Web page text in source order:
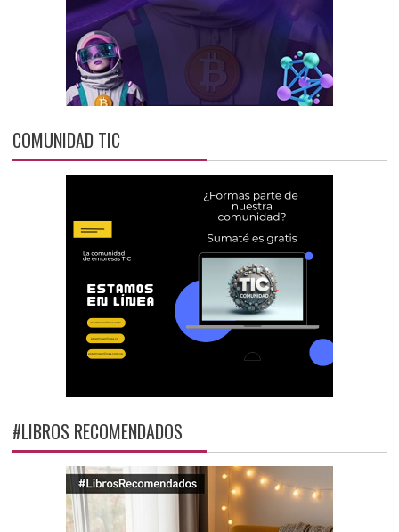
COMUNIDAD TIC
#LIBROS RECOMENDADOS